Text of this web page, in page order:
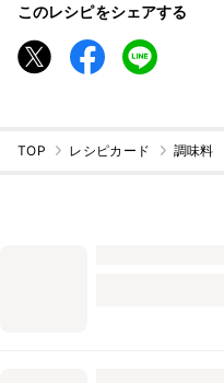
このレシピをシェアする
TOP レシピカード 調味料